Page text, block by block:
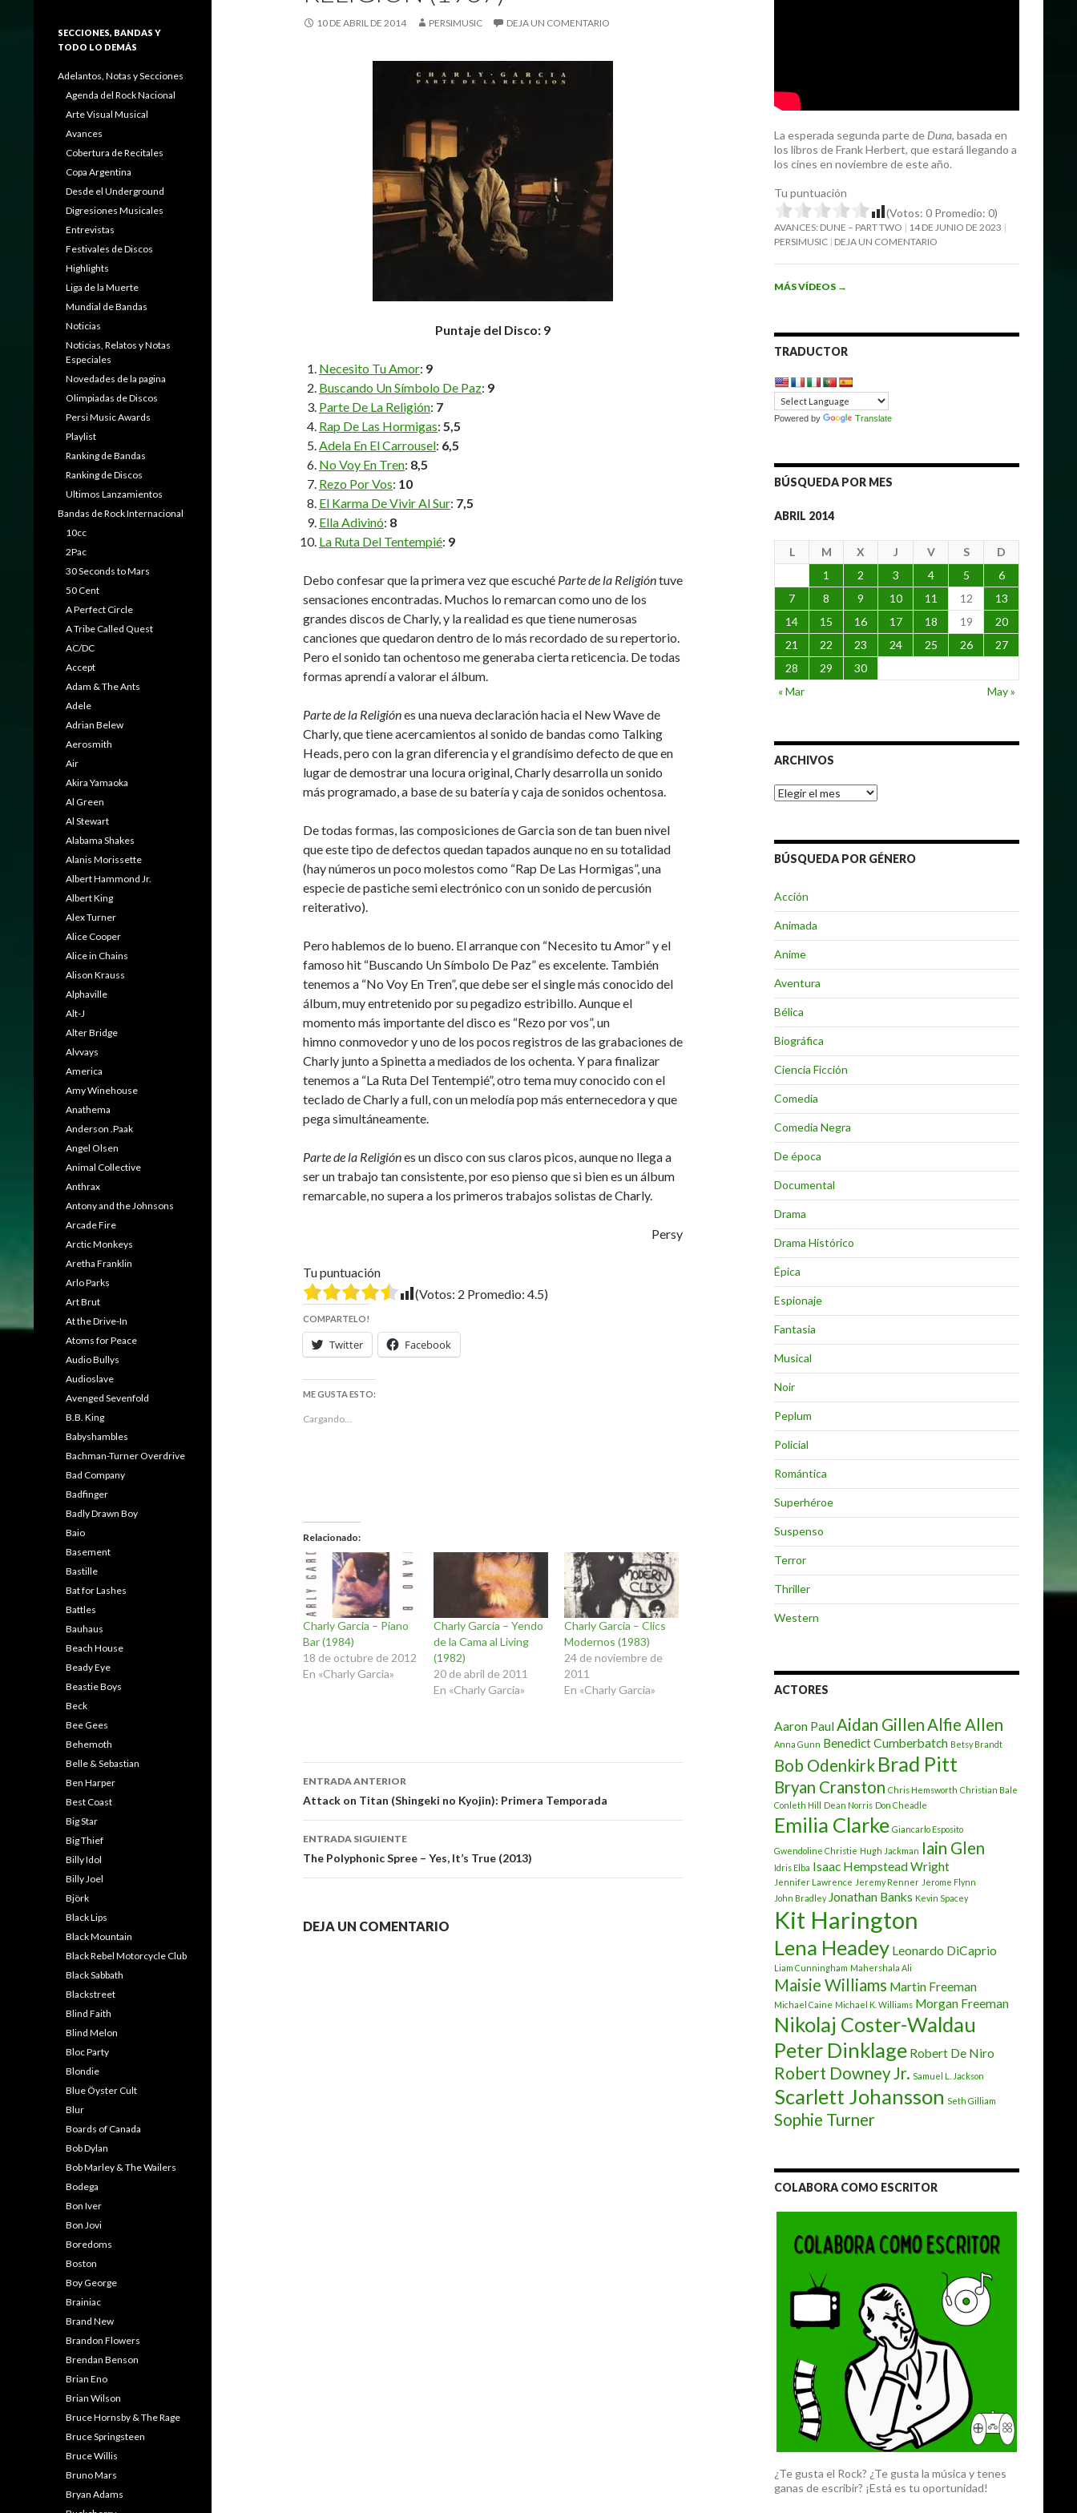
10 DE ABRIL DE 2014 PERSIMUSIC DEJA UN COMENTARIO
Puntaje del Disco: 9
Necesito Tu Amor: 9
Buscando Un Símbolo De Paz: 9
Parte De La Religión: 7
Rap De Las Hormigas: 5,5
Adela En El Carrousel: 6,5
No Voy En Tren: 8,5
Rezo Por Vos: 10
El Karma De Vivir Al Sur: 7,5
Ella Adivinó: 8
La Ruta Del Tentempié: 9
Debo confesar que la primera vez que escuché Parte de la Religióntuve
sensaciones encontradas. Muchos lo remarcan como uno de los
grandes discos de Charly, y la realidad es que tiene numerosas
canciones que quedaron dentro de lo más recordado de su repertorio.
Pero el sonido tan ochentoso me generaba cierta reticencia. De todas
formas aprendí a valorar el álbum.
Parte de la Religiónes una nueva declaración hacia el New Wave de
Charly, que tiene acercamientos al sonido de bandas como Talking
Heads, pero con la gran diferencia y el grandísimo defecto de que en
lugar de demostrar una locura original, Charly desarrolla un sonido
más programado, a base de su batería y caja de sonidos ochentosa.
De todas formas, las composiciones de Garcia son de tan buen nivel
que este tipo de defectos quedan tapados aunque no en su totalidad
(hay números un poco molestos como “Rap De Las Hormigas”, una
especie de pastiche semi electrónico con un sonido de percusión
reiterativo).
Pero hablemos de lo bueno. El arranque con “Necesito tu Amor” y el
famoso hit “Buscando Un Símbolo De Paz” es excelente. También
tenemos a “No Voy En Tren”, que debe ser el single más conocido del
álbum, muy entretenido por su pegadizo estribillo. Aunque el
momento más importante del disco es “Rezo por vos”, un
himno conmovedor y uno de los pocos registros de las grabaciones de
Charly junto a Spinetta a mediados de los ochenta. Y para finalizar
tenemos a “La Ruta Del Tentempié”, otro tema muy conocido con el
teclado de Charly a full, con un melodía pop más enternecedora y que
pega simultáneamente.
Parte de la Religiónes un disco con sus claros picos, aunque no llega a
ser un trabajo tan consistente, por eso pienso que si bien es un álbum
remarcable, no supera a los primeros trabajos solistas de Charly.
Persy
Tu puntuación
(Votos: 2 Promedio: 4.5)
COMPARTELO!
Twitter Facebook
ME GUSTA ESTO:
Cargando...
Relacionado
Charly Garcia – Piano
Bar (1984)
18 de octubre de 2012
En «Charly Garcia»
Charly García – Yendo
de la Cama al Living
(1982)
20 de abril de 2011
En «Charly Garcia»
Charly Garcia – Clics
Modernos (1983)
24 de noviembre de
2011
En «Charly Garcia»
Navegación
de
entradas
ENTRADA ANTERIOR
Attack on Titan (Shingeki no Kyojin): Primera Temporada
ENTRADA SIGUIENTE
The Polyphonic Spree – Yes, It’s True (2013)
DEJA UN COMENTARIO
La esperada segunda parte de Duna, basada en
los libros de Frank Herbert, que estará llegando a
los cines en noviembre de este año.
Tu puntuación
(Votos: 0 Promedio: 0)
AVANCES: DUNE – PART TWO
14 DE JUNIO DE 2023
PERSIMUSIC DEJA UN COMENTARIO
MÁS VÍDEOS →
TRADUCTOR
Powered by Translate
BÚSQUEDA POR MES
ABRIL 2014
L M X J V S
D
1
2 3 4 5
6
7
8 9 10 11 12
13
14
15 16 17 18 19
20
21
22 23 24 25 26
27
28
29
30
« Mar
May »
ARCHIVOS
Archivos
BÚSQUEDA POR GÉNERO
Acción
Animada
Anime
Aventura
Bélica
Biográfica
Ciencia Ficción
Comedia
Comedia Negra
De época
Documental
Drama
Drama Histórico
Épica
Espionaje
Fantasia
Musical
Noir
Peplum
Policial
Romántica
Superhéroe
Suspenso
Terror
Thriller
Western
ACTORES
Aaron PaulAidan GillenAlfie Allen
Anna Gunn Benedict Cumberbatch Betsy Brandt
Bob Odenkirk Brad Pitt
Bryan Cranston Chris Hemsworth Christian Bale
Conleth Hill
Dean Norris Don Cheadle
Emilia Clarke Giancarlo Esposito
Gwendoline Christie Hugh Jackman Iain Glen
Idris Elba Isaac Hempstead Wright
Jennifer Lawrence Jeremy Renner Jerome Flynn
John Bradley Jonathan Banks Kevin Spacey
Kit Harington
Lena Headey Leonardo DiCaprio
Liam Cunningham Mahershala Ali
Maisie Williams Martin Freeman
Michael Caine Michael K. Williams Morgan Freeman
Nikolaj Coster-Waldau
Peter Dinklage Robert De Niro
Robert Downey Jr. Samuel L. Jackson
Scarlett Johansson Seth Gilliam
Sophie Turner
COLABORA COMO ESCRITOR
¿Te gusta el Rock? ¿Te gusta la música y tenes
ganas de escribir? ¡Está es tu oportunidad!
SECCIONES, BANDAS Y
TODO LO DEMÁS
Adelantos, Notas y Secciones
Agenda del Rock Nacional
Arte Visual Musical
Avances
Cobertura de Recitales
Copa Argentina
Desde el Underground
Digresiones Musicales
Entrevistas
Festivales de Discos
Highlights
Liga de la Muerte
Mundial de Bandas
Noticias
Noticias, Relatos y Notas
Especiales
Novedades de la pagina
Olimpiadas de Discos
Persi Music Awards
Playlist
Ranking de Bandas
Ranking de Discos
Ultimos Lanzamientos
Bandas de Rock Internacional
10cc
2Pac
30 Seconds to Mars
50 Cent
A Perfect Circle
A Tribe Called Quest
AC/DC
Accept
Adam & The Ants
Adele
Adrian Belew
Aerosmith
Air
Akira Yamaoka
Al Green
Al Stewart
Alabama Shakes
Alanis Morissette
Albert Hammond Jr.
Albert King
Alex Turner
Alice Cooper
Alice in Chains
Alison Krauss
Alphaville
Alt-J
Alter Bridge
Alvvays
America
Amy Winehouse
Anathema
Anderson .Paak
Angel Olsen
Animal Collective
Anthrax
Antony and the Johnsons
Arcade Fire
Arctic Monkeys
Aretha Franklin
Arlo Parks
Art Brut
At the Drive-In
Atoms for Peace
Audio Bullys
Audioslave
Avenged Sevenfold
B.B. King
Babyshambles
Bachman-Turner Overdrive
Bad Company
Badfinger
Badly Drawn Boy
Baio
Basement
Bastille
Bat for Lashes
Battles
Bauhaus
Beach House
Beady Eye
Beastie Boys
Beck
Bee Gees
Behemoth
Belle & Sebastian
Ben Harper
Best Coast
Big Star
Big Thief
Billy Idol
Billy Joel
Björk
Black Lips
Black Mountain
Black Rebel Motorcycle Club
Black Sabbath
Blackstreet
Blind Faith
Blind Melon
Bloc Party
Blondie
Blue Öyster Cult
Blur
Boards of Canada
Bob Dylan
Bob Marley & The Wailers
Bodega
Bon Iver
Bon Jovi
Boredoms
Boston
Boy George
Brainiac
Brand New
Brandon Flowers
Brendan Benson
Brian Eno
Brian Wilson
Bruce Hornsby & The Rage
Bruce Springsteen
Bruce Willis
Bruno Mars
Bryan Adams